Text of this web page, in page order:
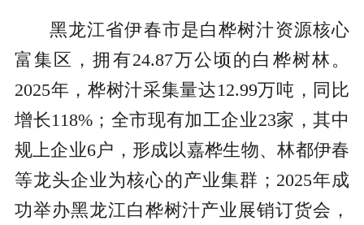
黑龙江省伊春市是白桦树汁资源核心
富集区，拥有24.87万公顷的白桦树林。
2025年，桦树汁采集量达12.99万吨，同比
增长118%；全市现有加工企业23家，其中
规上企业6户，形成以嘉桦生物、林都伊春
等龙头企业为核心的产业集群；2025年成
功举办黑龙江白桦树汁产业展销订货会，